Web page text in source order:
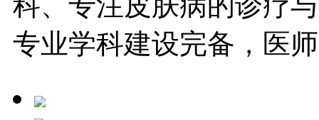
专业学科建设完备，医